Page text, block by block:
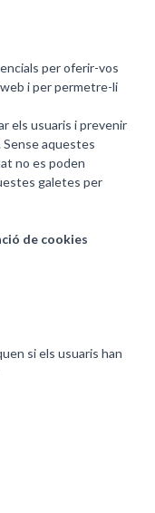
per oferir-vos
i per permetre-li
els usuaris i prevenir
aquestes
no es poden
galetes per
de cookies
si els usuaris han